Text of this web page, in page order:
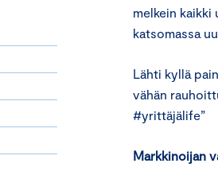
melkein
katsomassa
Lähti kyllä
vähän
#yrittäjälife”
Markkinoijan